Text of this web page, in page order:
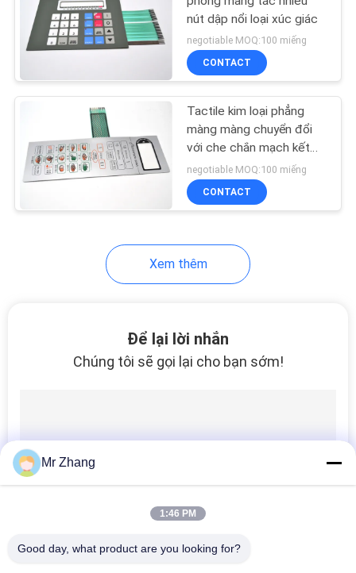
Chuyển đổi màng
Backlit
Thiết bị chuyển
Công tắc màng nút
đơn
nút dập nổi loại xúc giác
negotiable MOQ:100 miếng
CONTACT
Tactile kim loại phẳng
màng màng chuyển đổi
với che chắn mạch kết
nối bên trong
negotiable MOQ:100 miếng
CONTACT
Xem thêm
Để lại lời nhắn
Chúng tôi sẽ gọi lại cho bạn sớm!
Mr Zhang
1:46 PM
Good day, what product are you looking for?